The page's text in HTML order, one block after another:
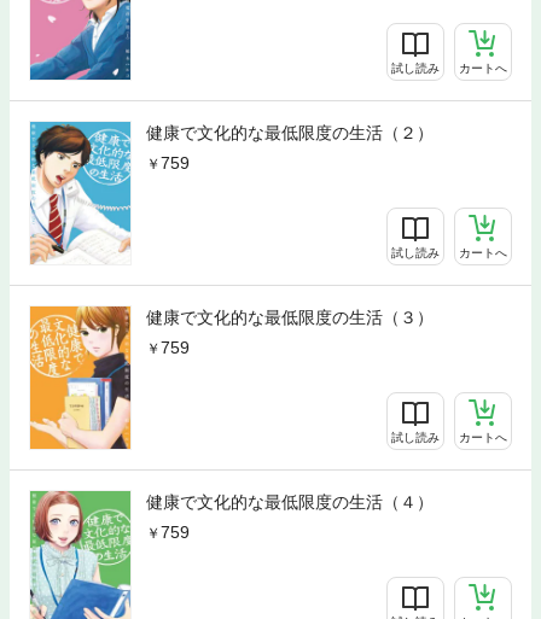
試し読み カートへ
健康で文化的な最低限度の生活（２）
759
試し読み カートへ
健康で文化的な最低限度の生活（３）
759
試し読み カートへ
健康で文化的な最低限度の生活（４）
759